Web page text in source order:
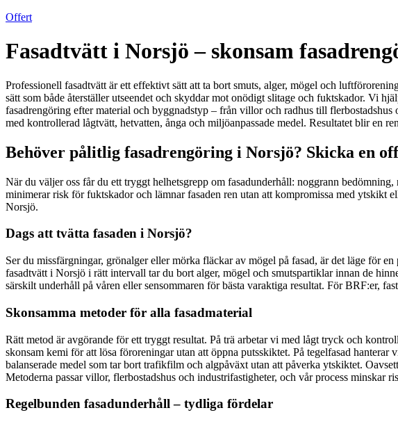
Offert
Fasadtvätt i Norsjö – skonsam
Professionell fasadtvätt är ett effektivt sätt att ta bort smuts, alger, mögel och
sätt som både återställer utseendet och skyddar mot onödigt slitage och fuktskador. Vi
fasadrengöring efter material och byggnadstyp – från villor och radhus till
med kontrollerad lågtvätt, hetvatten, ånga och miljöanpassade medel. Resultatet blir en
Behöver pålitlig fasadrengöring i Norsjö? Skicka en
När du väljer oss får du ett tryggt helhetsgrepp om fasadunderhåll: noggrann
minimerar risk för fuktskador och lämnar fasaden ren utan att kompromissa med
Norsjö.
Dags att tvätta fasaden i Norsjö?
Ser du missfärgningar, grönalger eller mörka fläckar av mögel på fasad, är det läge för
fasadtvätt i Norsjö i rätt intervall tar du bort alger, mögel och smutspartiklar innan de
särskilt underhåll på våren eller sensommaren för bästa varaktiga resultat. För BRF:er,
Skonsamma metoder för alla fasadmaterial
Rätt metod är avgörande för ett tryggt resultat. På trä arbetar vi med lågt tryck och
skonsam kemi för att lösa föroreningar utan att öppna putsskiktet. På tegelfasad
balanserade medel som tar bort trafikfilm och algpåväxt utan att påverka ytskiktet.
Metoderna passar villor, flerbostadshus och industrifastigheter, och vår process
Regelbunden fasadunderhåll – tydliga fördelar